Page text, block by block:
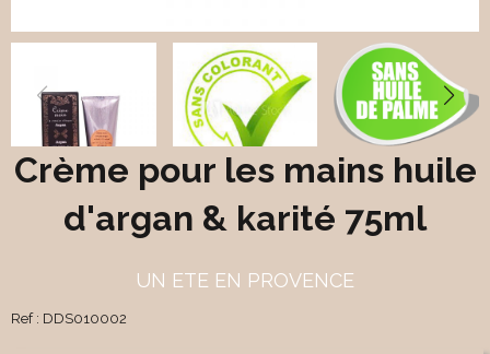
Crème pour les mains huile
d'argan & karité 75ml
UN ETE EN PROVENCE
Ref : DDS010002